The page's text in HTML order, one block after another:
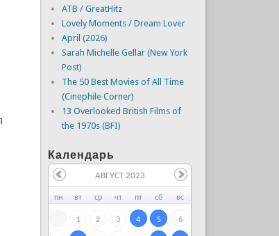
ATB / GreatHitz
Lovely Moments / Dream Lover
April (2026)
Sarah Michelle Gellar (New York
Post)
The 50 Best Movies of All Time
(Cinephile Corner)
13 Overlooked British Films of
the 1970s (BFI)
Календарь
пн вт ср чт пт сб вс
1 2 3 4 5 6
АВГУСТ 2023